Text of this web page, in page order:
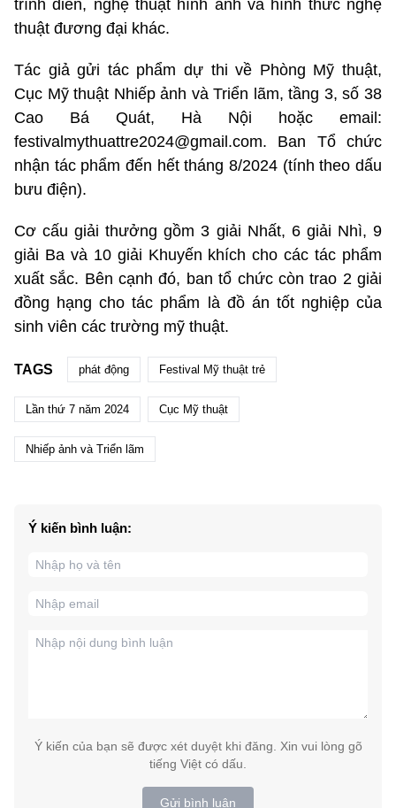
trình diễn, nghệ thuật hình ảnh và hình thức nghệ
thuật đương đại khác.
Tác giả gửi tác phẩm dự thi về Phòng Mỹ thuật,
Cục Mỹ thuật Nhiếp ảnh và Triển lãm, tầng 3, số 38
Cao Bá Quát, Hà Nội hoặc email:
festivalmythuattre2024@gmail.com. Ban Tổ chức
nhận tác phẩm đến hết tháng 8/2024 (tính theo dấu
bưu điện).
Cơ cấu giải thưởng gồm 3 giải Nhất, 6 giải Nhì, 9
giải Ba và 10 giải Khuyến khích cho các tác phẩm
xuất sắc. Bên cạnh đó, ban tổ chức còn trao 2 giải
đồng hạng cho tác phẩm là đồ án tốt nghiệp của
sinh viên các trường mỹ thuật.
TAGS phát động Festival Mỹ thuật trẻ
Lần thứ 7 năm 2024 Cục Mỹ thuật
Nhiếp ảnh và Triển lãm
Ý kiến bình luận:
Ý kiến của bạn sẽ được xét duyệt khi đăng. Xin vui lòng gõ
tiếng Việt có dấu.
Gửi bình luận